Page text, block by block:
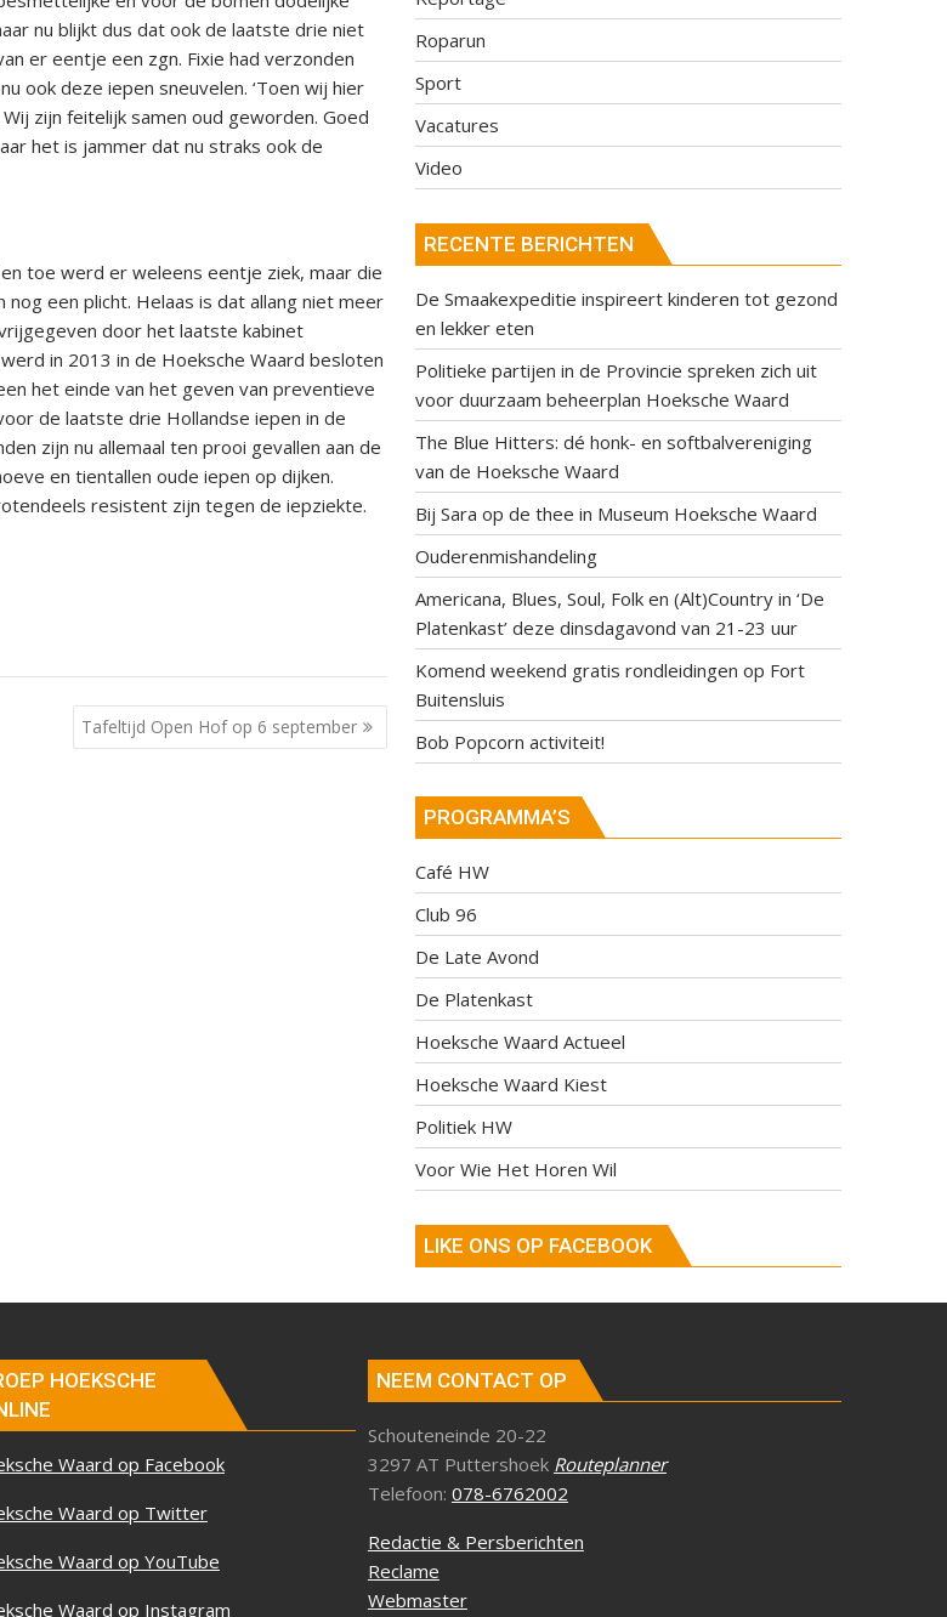
nu blijkt dus dat ook de laatste drie niet
er eentje een zgn. Fixie had verzonden
ook deze iepen sneuvelen. ‘Toen wij hier
zijn feitelijk samen oud geworden. Goed
het is jammer dat nu straks ook de
toe werd er weleens eentje ziek, maar die
een plicht. Helaas is dat allang niet meer
door het laatste kabinet
in 2013 in de Hoeksche Waard besloten
het einde van het geven van preventieve
de laatste drie Hollandse iepen in de
zijn nu allemaal ten prooi gevallen aan de
en tientallen oude iepen op dijken.
resistent zijn tegen de iepziekte.
Tafeltijd Open Hof op 6 september
Roparun
Sport
Vacatures
Video
RECENTE BERICHTEN
De Smaakexpeditie inspireert kinderen tot gezond
en lekker eten
Politieke partijen in de Provincie spreken zich uit
voor duurzaam beheerplan Hoeksche Waard
The Blue Hitters: dé honk- en softbalvereniging
van de Hoeksche Waard
Bij Sara op de thee in Museum Hoeksche Waard
Ouderenmishandeling
Americana, Blues, Soul, Folk en (Alt)Country in ‘De
Platenkast’ deze dinsdagavond van 21-23 uur
Komend weekend gratis rondleidingen op Fort
Buitensluis
Bob Popcorn activiteit!
PROGRAMMA’S
Café HW
Club 96
De Late Avond
De Platenkast
Hoeksche Waard Actueel
Hoeksche Waard Kiest
Politiek HW
Voor Wie Het Horen Wil
LIKE ONS OP FACEBOOK
HOEKSCHE
Waard op Facebook
Waard op Twitter
Waard op YouTube
Waard op Instagram
NEEM CONTACT OP
Schouteneinde 20-22
3297 AT Puttershoek Routeplanner
Telefoon: 078-6762002
Redactie & Persberichten
Reclame
Webmaster